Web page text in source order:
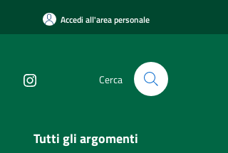
Accedi all'area personale
Cerca
Tutti gli argomenti